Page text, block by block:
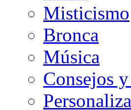
Misticismo
Bronca
Música
Consejos